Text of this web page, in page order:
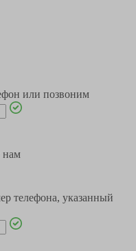
или позвоним
нам
телефона, указанный